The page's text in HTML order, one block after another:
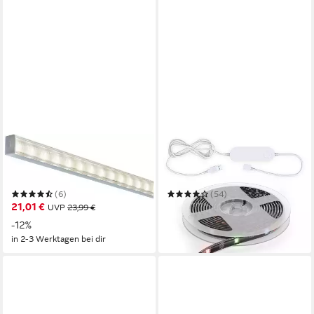
PAULMANN
LED-Streifen Square Profil
mit Diffusor 1m Alu eloxiert
(6)
21,01 € UVP 23,99 €
-12%
in 2-3 Werktagen bei dir
B.K.LICHT
Schrankleuchte LED Streifen
2m Smart Home Wifi App-
Steuerung(54)
ab 11,76 € UVP21,99 €
-47%
in 3-4 Werktagen bei dir